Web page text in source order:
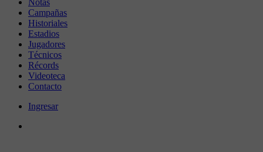
Campañas
Historiales
Estadios
Jugadores
Técnicos
Récords
Videoteca
Contacto
Ingresar